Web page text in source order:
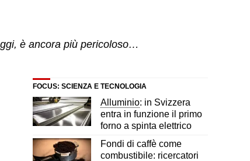
è ancora più pericoloso…
FOCUS: SCIENZA E TECNOLOGIA
Alluminio: in Svizzera
entra in funzione il primo
forno a spinta elettrico
Fondi di caffè come
combustibile: ricercatori